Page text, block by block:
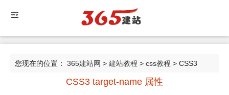
您现在的位置： 365建站网 > 建站教程 > css教程 > CSS3
target-name 属性CSS3 target-name 属性